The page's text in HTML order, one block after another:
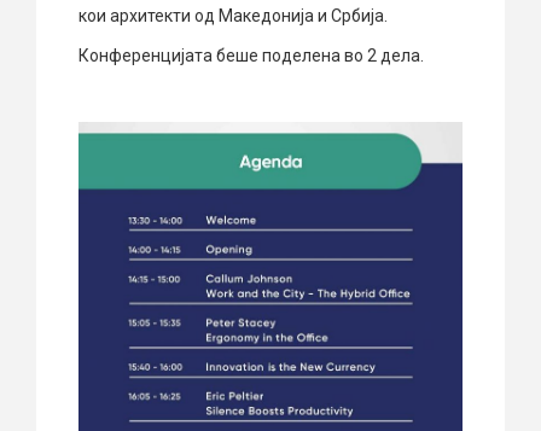
кои архитекти од Македонија и Србија.
Конференцијата беше поделена во 2 дела.